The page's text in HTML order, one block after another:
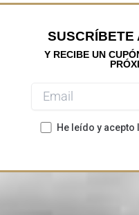
SUSCRÍBETE
Y RECIBE UN
He leído y acepto